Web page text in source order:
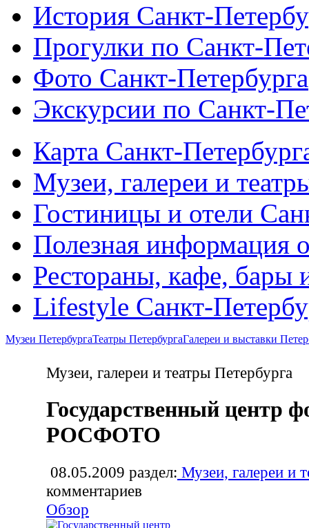
История Санкт-
Прогулки по Санкт-
Фото Санкт-Петербурга
Экскурсии по Санкт-
Карта Санкт-
Музеи, галереи и
Гостиницы и отели
Полезная информация
Рестораны, кафе, бары
Lifestyle Санкт-
Музеи ПетербургаТеатры ПетербургаГалереи и выставки
Музеи, галереи и театры Петербурга
Государственный центр
РОСФОТО
08.05.2009 раздел: Музеи, галереи и
комментариев
Обзор